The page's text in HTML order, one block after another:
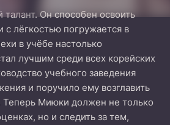
Он способен освоить
лёгкостью погружается в
в учёбе настолько
лучшим среди всех корейских
учебного заведения
и поручило ему возглавить
Теперь Миюки должен не только
но и следить за тем,